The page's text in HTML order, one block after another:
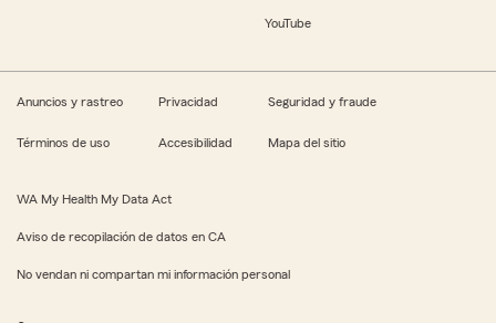
YouTube
Anuncios y rastreo Privacidad Seguridad y fraude
Términos de uso Accesibilidad Mapa del sitio
WA My Health My Data Act
Aviso de recopilación de datos en CA
No vendan ni compartan mi información personal